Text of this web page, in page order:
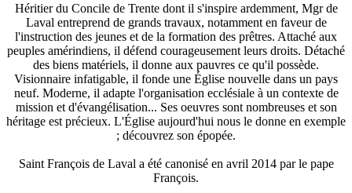
Héritier du Concile de Trente dont il s'inspire ardemment, Mgr de
Laval entreprend de grands travaux, notamment en faveur de
l'instruction des jeunes et de la formation des prêtres. Attaché aux
peuples amérindiens, il défend courageusement leurs droits. Détaché
des biens matériels, il donne aux pauvres ce qu'il possède.
Visionnaire infatigable, il fonde une Église nouvelle dans un pays
neuf. Moderne, il adapte l'organisation ecclésiale à un contexte de
mission et d'évangélisation... Ses oeuvres sont nombreuses et son
héritage est précieux. L'Église aujourd'hui nous le donne en exemple
; découvrez son épopée.
Saint François de Laval a été canonisé en avril 2014 par le pape
François.